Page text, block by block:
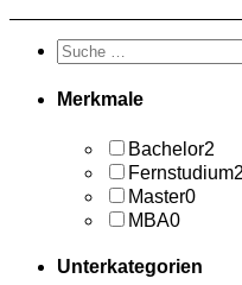
Merkmale
Bachelor2
Fernstudium2
Master0
MBA0
Unterkategorien